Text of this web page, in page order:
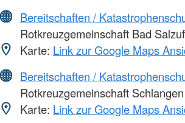
Bereitschaften /
Rotkreuzgemeinschaft Bad
Karte: Link zur Google Maps
Bereitschaften /
Rotkreuzgemeinschaft Schlangen
Karte: Link zur Google Maps